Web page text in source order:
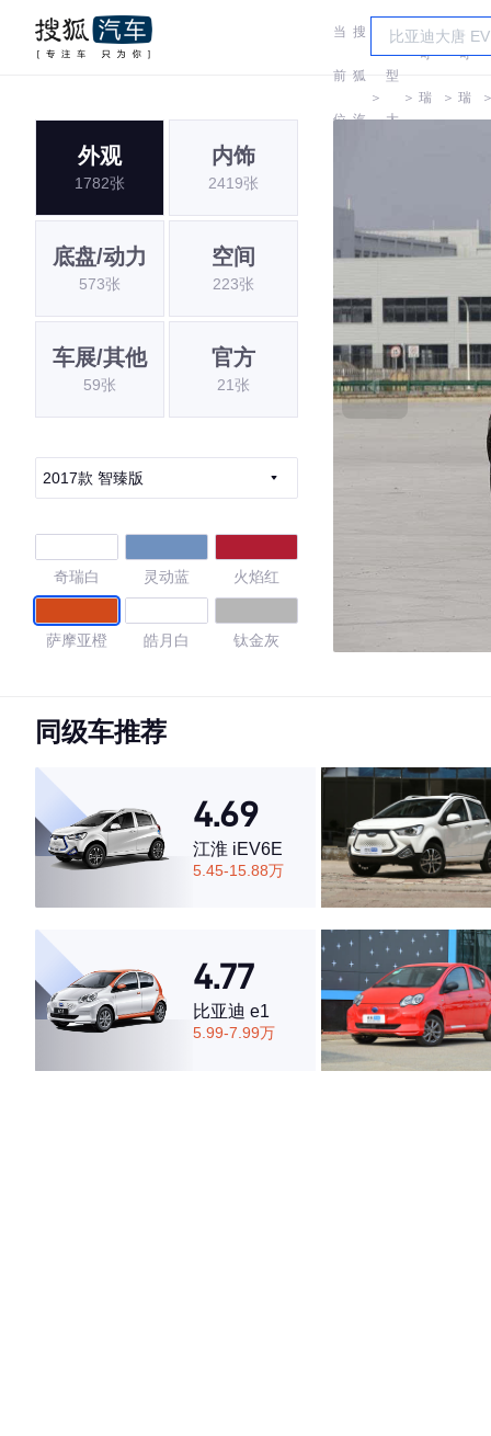
当
前
位
搜
狐
汽
＞
车
型
大
＞
奇
瑞 ＞
奇
瑞
外观
1782张
内饰
2419张
底盘/动力
573张
空间
223张
车展/其他
59张
官方
21张
2017款 智臻版
奇瑞白 灵动蓝 火焰红
萨摩亚橙 皓月白 钛金灰
白色/熔岩红
古德白 白色/轻盈青 黑色/古德白
魅惑粉
4.74
同级车推荐
4.69
江淮 iEV6E
5.45-15.88万
4.77
比亚迪 e1
5.99-7.99万